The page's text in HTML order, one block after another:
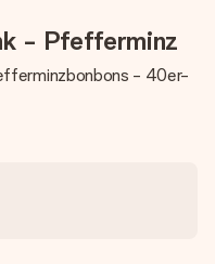
- Pfefferminz
- 40er-